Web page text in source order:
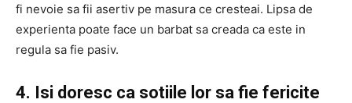
fi nevoie sa fii asertiv pe masura ce cresteai. Lipsa de
experienta poate face un barbat sa creada ca este in
regula sa fie pasiv.
4. Isi doresc ca sotiile lor sa fie fericite